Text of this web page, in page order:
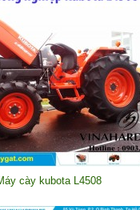
cày kubota L4508